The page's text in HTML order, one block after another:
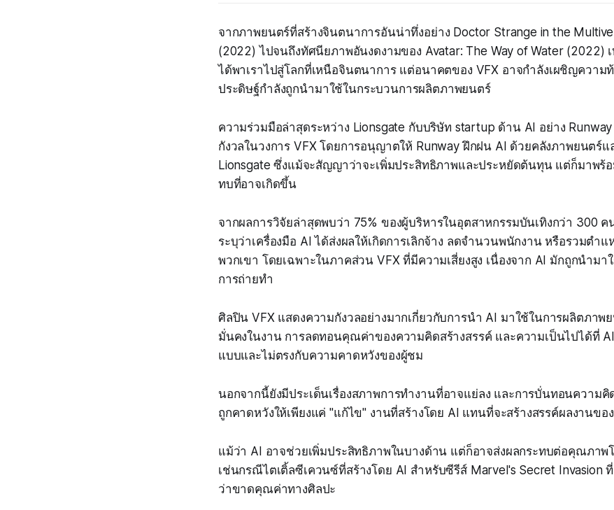
จากภาพยนตร์ที่สร้างจินตนาการอันน่าทึ่งอย่าง Doctor Strange in the
(2022) ไปจนถึงทัศนียภาพอันงดงามของ Avatar: The Way of Water (2022)
ได้พาเราไปสู่โลกที่เหนือจินตนาการ แต่อนาคตของ VFX อาจกำลังเผชิญความ
ประดิษฐ์กำลังถูกนำมาใช้ในกระบวนการผลิตภาพยนตร์
ความร่วมมือล่าสุดระหว่าง Lionsgate กับบริษัท startup ด้าน AI อย่าง
กังวลในวงการ VFX โดยการอนุญาตให้ Runway ฝึกฝน AI ด้วยคลังภาพยนตร์แ
Lionsgate ซึ่งแม้จะสัญญาว่าจะเพิ่มประสิทธิภาพและประหยัดต้นทุน แต่ก็มาพร้
ทบที่อาจเกิดขึ้น
จากผลการวิจัยล่าสุดพบว่า 75% ของผู้บริหารในอุตสาหกรรมบันเทิงกว่า 300 ค
ระบุว่าเครื่องมือ AI ได้ส่งผลให้เกิดการเลิกจ้าง ลดจำนวนพนักงาน หรือรวมตำ
พวกเขา โดยเฉพาะในภาคส่วน VFX ที่มีความเสี่ยงสูง เนื่องจาก AI มักถูกนำมา
การถ่ายทำ
ศิลปิน VFX แสดงความกังวลอย่างมากเกี่ยวกับการนำ AI มาใช้ในการผลิตภาพ
มั่นคงในงาน การลดทอนคุณค่าของความคิดสร้างสรรค์ และความเป็นไปได้ที่
แบบและไม่ตรงกับความคาดหวังของผู้ชม
นอกจากนี้ยังมีประเด็นเรื่องสภาพการทำงานที่อาจแย่ลง และการบั่นทอนความ
ถูกคาดหวังให้เพียงแค่ "แก้ไข" งานที่สร้างโดย AI แทนที่จะสร้างสรรค์ผลงานขอ
แม้ว่า AI อาจช่วยเพิ่มประสิทธิภาพในบางด้าน แต่ก็อาจส่งผลกระทบต่อคุณภาพ
เช่นกรณีไตเติ้ลซีเควนซ์ที่สร้างโดย AI สำหรับซีรีส์ Marvel's Secret Invasion
ว่าขาดคุณค่าทางศิลปะ